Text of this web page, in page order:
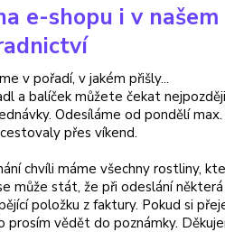
s bílým lemem - cena za kus v 3-
lemem -
e-shopu i v našem
v pořadí, v jakém přišly...
a balíček můžete čekat
Odesíláme od pondělí
přes víkend.
chvíli máme všechny rostliny,
může stát, že při odeslání některá
položku z faktury. Pokud si
vědět do poznámky.